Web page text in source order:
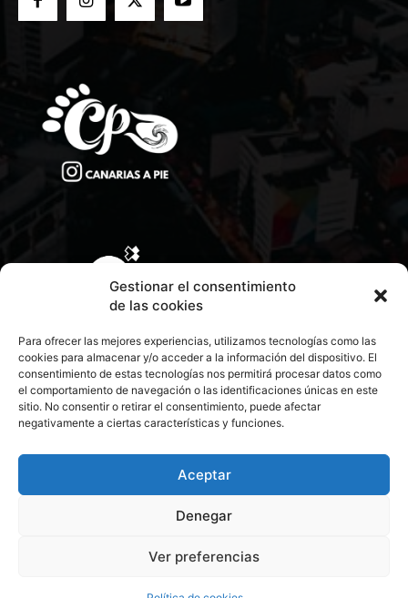
Gestionar el consentimiento
de las cookies
Para ofrecer las mejores experiencias, utilizamos tecnologías como las
cookies para almacenar y/o acceder a la información del dispositivo. El
consentimiento de estas tecnologías nos permitirá procesar datos como
el comportamiento de navegación o las identificaciones únicas en este
sitio. No consentir o retirar el consentimiento, puede afectar
negativamente a ciertas características y funciones.
Aceptar
Denegar
Ver preferencias
CONTACTA CON NOSOTROS